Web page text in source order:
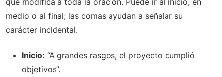
medio o al final; las comas ayudan a señalar su
carácter incidental.
Inicio: “A grandes rasgos, el proyecto cumplió
objetivos”.